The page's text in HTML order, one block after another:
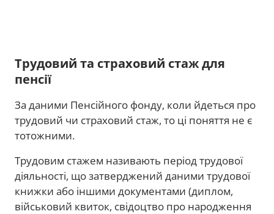
Трудовий та страховий стаж для
пенсії
За даними Пенсійного фонду, коли йдеться про
трудовий чи страховий стаж, то ці поняття не є
тотожними.
Трудовим стажем називають період трудової
діяльності, що затверджений даними трудової
книжки або іншими документами (диплом,
військовий квиток, свідоцтво про народження